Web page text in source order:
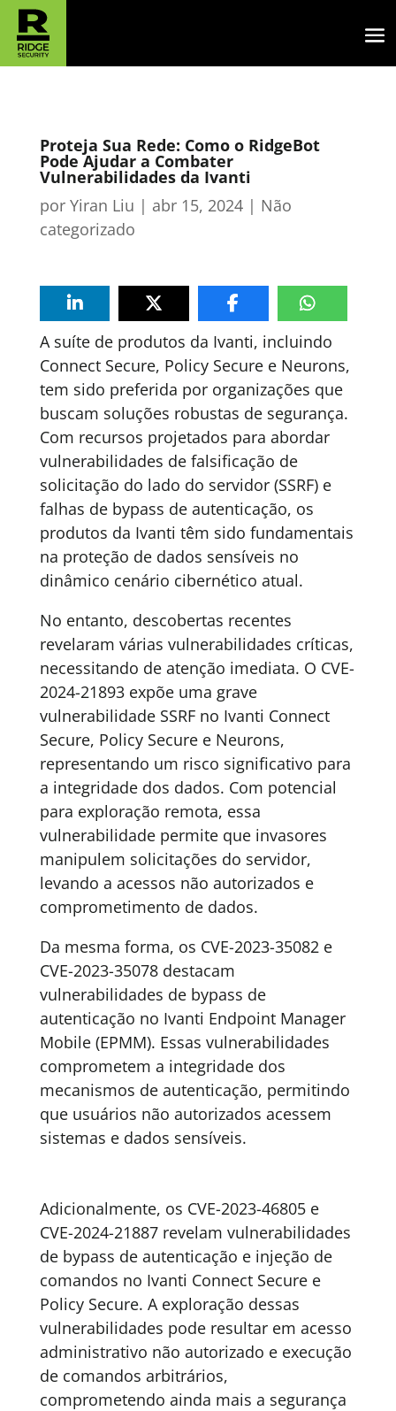
Proteja Sua Rede: Como o RidgeBot
Pode Ajudar a Combater
Vulnerabilidades da Ivanti
por Yiran Liu | abr 15, 2024| Não
categorizado
A suíte de produtos da Ivanti, incluindo
Connect Secure, Policy Secure e Neurons,
tem sido preferida por organizações que
buscam soluções robustas de segurança.
Com recursos projetados para abordar
vulnerabilidades de falsificação de
solicitação do lado do servidor (SSRF) e
falhas de bypass de autenticação, os
produtos da Ivanti têm sido fundamentais
na proteção de dados sensíveis no
dinâmico cenário cibernético atual.
No entanto, descobertas recentes
revelaram várias vulnerabilidades críticas,
necessitando de atenção imediata. O CVE-
2024-21893 expõe uma grave
vulnerabilidade SSRF no Ivanti Connect
Secure, Policy Secure e Neurons,
representando um risco significativo para
a integridade dos dados. Com potencial
para exploração remota, essa
vulnerabilidade permite que invasores
manipulem solicitações do servidor,
levando a acessos não autorizados e
comprometimento de dados.
Da mesma forma, os CVE-2023-35082 e
CVE-2023-35078 destacam
vulnerabilidades de bypass de
autenticação no Ivanti Endpoint Manager
Mobile (EPMM). Essas vulnerabilidades
comprometem a integridade dos
mecanismos de autenticação, permitindo
que usuários não autorizados acessem
sistemas e dados sensíveis.
Adicionalmente, os CVE-2023-46805 e
CVE-2024-21887 revelam vulnerabilidades
de bypass de autenticação e injeção de
comandos no Ivanti Connect Secure e
Policy Secure. A exploração dessas
vulnerabilidades pode resultar em acesso
administrativo não autorizado e execução
de comandos arbitrários,
comprometendo ainda mais a segurança